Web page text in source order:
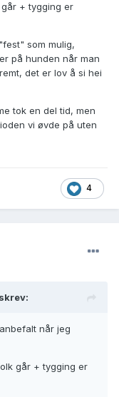
+ tygging er
som mulig,
på hunden når man
det er lov å si hei
tok en del tid, men
vi øvde på uten
4
når jeg
går + tygging er